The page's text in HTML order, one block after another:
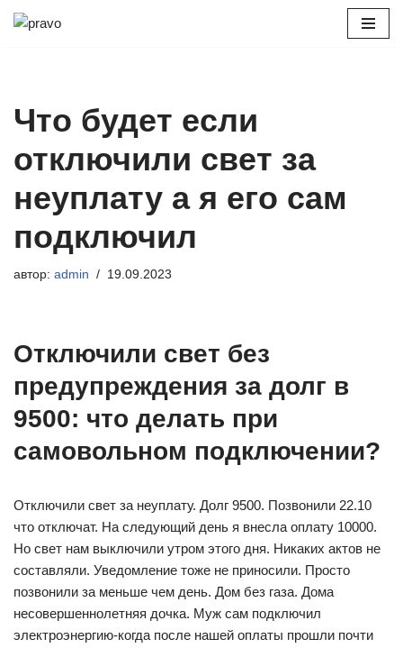
Что будет если
отключили свет за
неуплату а я его сам
подключил
автор: admin 19.09.2023
Отключили свет без
предупреждения за долг в
9500: что делать при
самовольном подключении?
Отключили свет за неуплату. Долг 9500. Позвонили 22.10
что отключат. На следующий день я внесла оплату 10000.
Но свет нам выключили утром этого дня. Никаких актов не
составляли. Уведомление тоже не приносили. Просто
позвонили за меньше чем день. Дом без газа. Дома
несовершеннолетняя дочка. Муж сам подключил
электроэнергию-когда после нашей оплаты прошли почти